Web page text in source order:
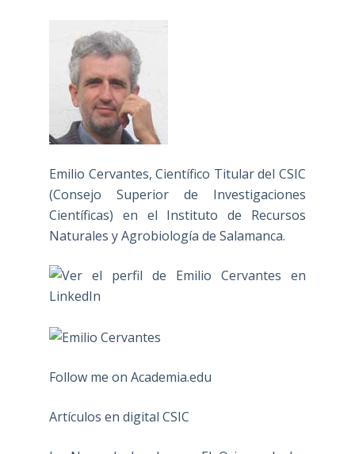
Emilio Cervantes, Científico Titular del CSIC
(Consejo Superior de Investigaciones
Científicas) en el Instituto de Recursos
Naturales y Agrobiología de Salamanca.
Follow me on Academia.edu
Artículos en digital CSIC